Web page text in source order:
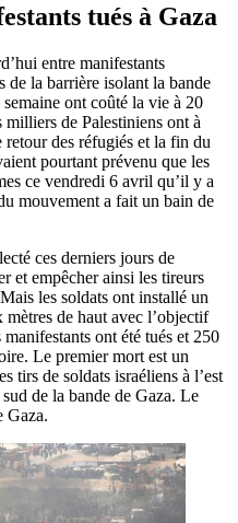
tués à Gaza
entre manifestants
de la barrière isolant la bande
ont coûté la vie à 20
milliers de Palestiniens ont à
des réfugiés et la fin du
pourtant prévenu que les
ce vendredi 6 avril qu’il y a
mouvement a fait un bain de
ces derniers jours de
et empêcher ainsi les tireurs
les soldats ont installé un
de haut avec l’objectif
ont été tués et 250
Le premier mort est un
tirs de soldats israéliens à l’est
de la bande de Gaza. Le
Gaza.